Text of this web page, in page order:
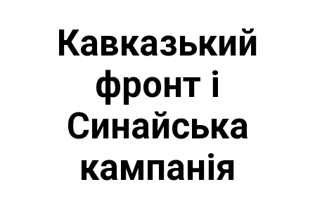
Кавказький
фронт і
Синайська
кампанія